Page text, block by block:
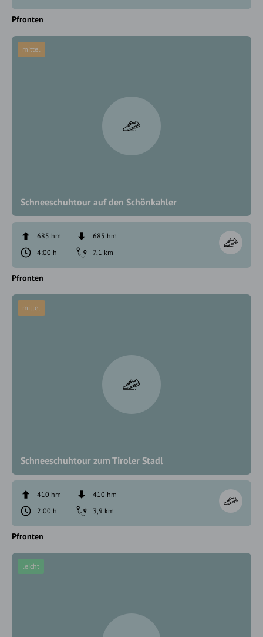
Pfronten
Schneeschuhtour auf den Schönkahler
mittel
685 hm
685 hm
4:00 h
7,1 km
Pfronten
Schneeschuhtour zum Tiroler Stadl
mittel
410 hm
410 hm
2:00 h
3,9 km
Pfronten
leicht